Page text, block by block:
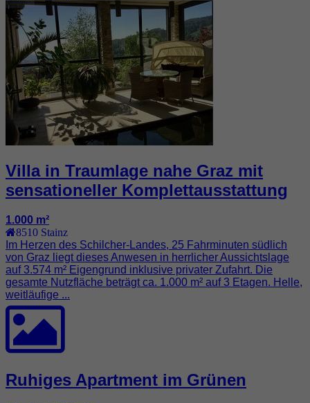
Villa in Traumlage nahe Graz mit
sensationeller Komplettausstattung
1.000 m²
8510 Stainz
Im Herzen des Schilcher-Landes, 25 Fahrminuten südlich
von Graz liegt dieses Anwesen in herrlicher Aussichtslage
auf 3.574 m² Eigengrund inklusive privater Zufahrt. Die
gesamte Nutzfläche beträgt ca. 1.000 m² auf 3 Etagen. Helle,
weitläufige ...
Ruhiges Apartment im Grünen